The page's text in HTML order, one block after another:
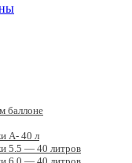
баллоне
А- 40 л
5.5 — 40 литров